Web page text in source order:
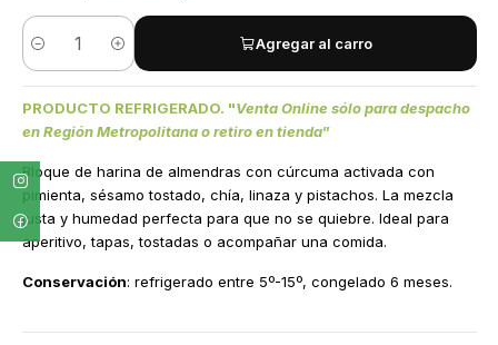
Quantity
Agregar al carro
PRODUCTO REFRIGERADO. "Venta Online sólo para despacho
en Región Metropolitana o retiro en tienda”
Bloque de harina de almendras con cúrcuma activada con
pimienta, sésamo tostado, chía, linaza y pistachos. La mezcla
justa y humedad perfecta para que no se quiebre. Ideal para
aperitivo, tapas, tostadas o acompañar una comida.
Conservación: refrigerado entre 5º-15º, congelado 6 meses.